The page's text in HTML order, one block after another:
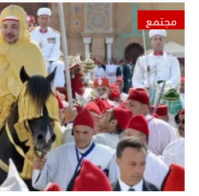
مجتمع